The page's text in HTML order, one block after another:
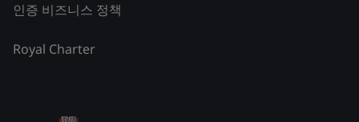
인증 비즈니스 정책
Royal Charter